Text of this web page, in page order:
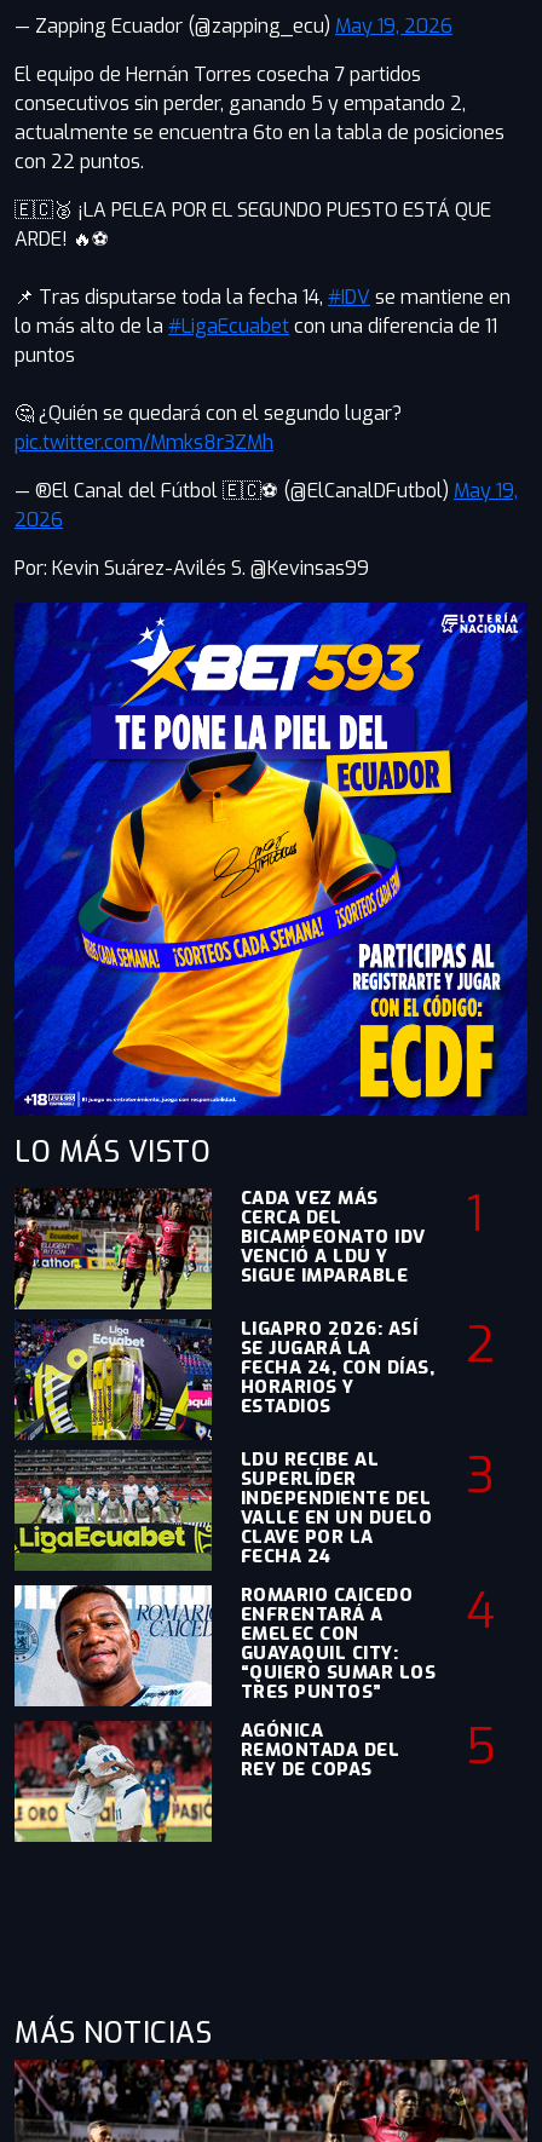
— Zapping Ecuador (@zapping_ecu) May 19, 2026
El equipo de Hernán Torres cosecha 7 partidos
consecutivos sin perder, ganando 5 y empatando 2,
actualmente se encuentra 6to en la tabla de posiciones
con 22 puntos.
🇪🇨🥈 ¡LA PELEA POR EL SEGUNDO PUESTO ESTÁ QUE
ARDE! 🔥⚽️
📌 Tras disputarse toda la fecha 14, #IDV se mantiene en
lo más alto de la #LigaEcuabetcon una diferencia de 11
puntos
🤔 ¿Quién se quedará con el segundo lugar?
pic.twitter.com/Mmks8r3ZMh
— ®El Canal del Fútbol 🇪🇨⚽ (@ElCanalDFutbol) May 19,
2026
Por: Kevin Suárez-Avilés S. @Kevinsas99
LO MÁS VISTO
CADA VEZ MÁS
CERCA DEL
BICAMPEONATO IDV
VENCIÓ A LDU Y
SIGUE IMPARABLE
1
LIGAPRO 2026: ASÍ
SE JUGARÁ LA
FECHA 24, CON DÍAS,
HORARIOS Y
ESTADIOS
2
LDU RECIBE AL
SUPERLÍDER
INDEPENDIENTE DEL
VALLE EN UN DUELO
CLAVE POR LA
FECHA 24
3
ROMARIO CAICEDO
ENFRENTARÁ A
EMELEC CON
GUAYAQUIL CITY:
“QUIERO SUMAR LOS
TRES PUNTOS”
4
AGÓNICA
REMONTADA DEL
REY DE COPAS
5
MÁS NOTICIAS